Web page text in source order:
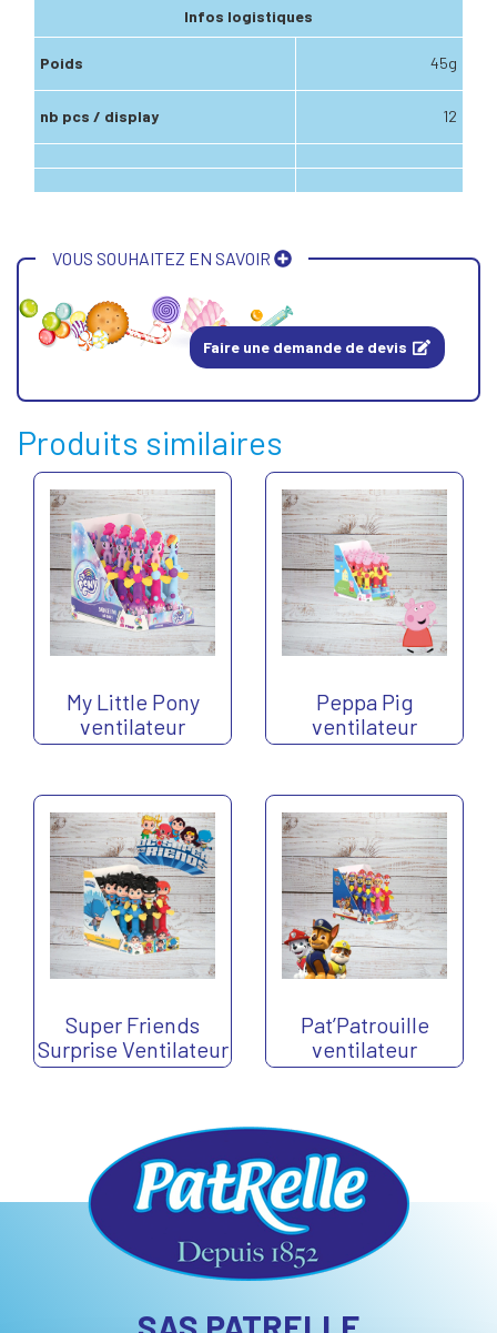
Infos logistiques
Poids 45g
nb pcs / display 12
VOUS SOUHAITEZ EN SAVOIR
Faire une demande de devis
Produits similaires
My Little Pony
ventilateur
Peppa Pig
ventilateur
Super Friends
Surprise Ventilateur
Pat’Patrouille
ventilateur